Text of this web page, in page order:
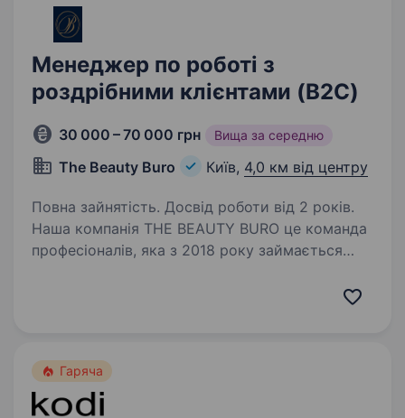
Менеджер по роботі з
роздрібними клієнтами (B2C)
30 000 – 70 000 грн Вища за середню
The Beauty Buro Київ, 4,0 км від центру
Повна зайнятість. Досвід роботи від 2 років.
Наша компанія THE BEAUTY BURO це команда
професіоналів, яка з 2018 року займається
брендів на території України. Ми працюємо
Гаряча